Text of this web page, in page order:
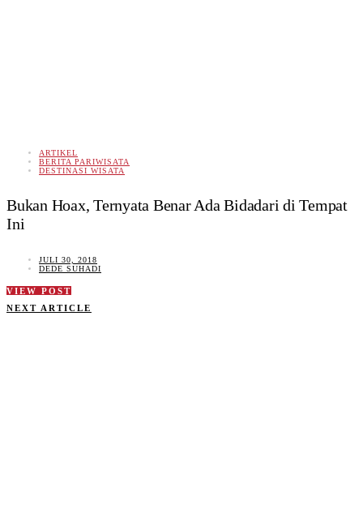
ARTIKEL
BERITA PARIWISATA
DESTINASI WISATA
Bukan Hoax, Ternyata Benar Ada Bidadari di Tempat
Ini
JULI 30, 2018
DEDE SUHADI
VIEW POST
NEXT ARTICLE